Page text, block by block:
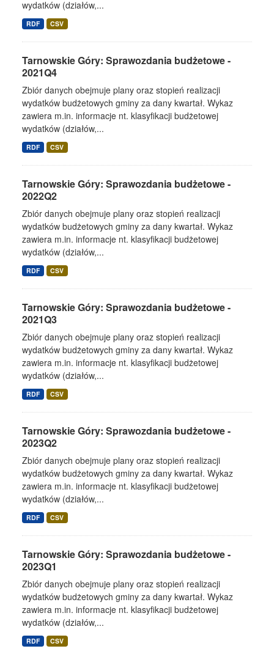
wydatków (działów,...
RDF CSV
Tarnowskie Góry: Sprawozdania budżetowe -
2021Q4
Zbiór danych obejmuje plany oraz stopień realizacji
wydatków budżetowych gminy za dany kwartał. Wykaz
zawiera m.in. informacje nt. klasyfikacji budżetowej
wydatków (działów,...
RDF CSV
Tarnowskie Góry: Sprawozdania budżetowe -
2022Q2
Zbiór danych obejmuje plany oraz stopień realizacji
wydatków budżetowych gminy za dany kwartał. Wykaz
zawiera m.in. informacje nt. klasyfikacji budżetowej
wydatków (działów,...
RDF CSV
Tarnowskie Góry: Sprawozdania budżetowe -
2021Q3
Zbiór danych obejmuje plany oraz stopień realizacji
wydatków budżetowych gminy za dany kwartał. Wykaz
zawiera m.in. informacje nt. klasyfikacji budżetowej
wydatków (działów,...
RDF CSV
Tarnowskie Góry: Sprawozdania budżetowe -
2023Q2
Zbiór danych obejmuje plany oraz stopień realizacji
wydatków budżetowych gminy za dany kwartał. Wykaz
zawiera m.in. informacje nt. klasyfikacji budżetowej
wydatków (działów,...
RDF CSV
Tarnowskie Góry: Sprawozdania budżetowe -
2023Q1
Zbiór danych obejmuje plany oraz stopień realizacji
wydatków budżetowych gminy za dany kwartał. Wykaz
zawiera m.in. informacje nt. klasyfikacji budżetowej
wydatków (działów,...
RDF CSV